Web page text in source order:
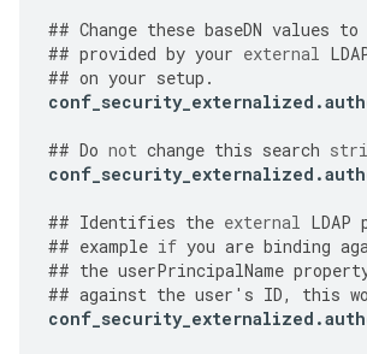
## Change these baseDN values to
## provided by your external
## on your setup .
conf_security_externalized .
## Do not change this search
conf_security_externalized .
## Identifies the external LDAP
## example if you are binding
## the userPrincipalName
## against the user ' s ID, this
conf_security_externalized .